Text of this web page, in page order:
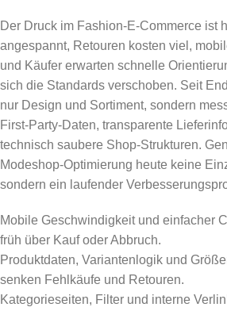
Der Druck im Fashion-E-Commerce ist
angespannt, Retouren kosten viel,
und Käufer erwarten schnelle
sich die Standards verschoben. Seit
nur Design und Sortiment, sondern
First-Party-Daten, transparente
technisch saubere Shop-Strukturen.
Modeshop-Optimierung heute keine
sondern ein laufender
Mobile Geschwindigkeit und einfacher
früh über Kauf oder Abbruch.
Produktdaten, Variantenlogik und
senken Fehlkäufe und Retouren.
Kategorieseiten, Filter und interne